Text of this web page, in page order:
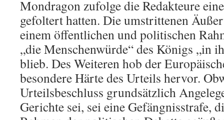
Mondragon zufolge die Redakteure
gefoltert hatten. Die umstrittenen
einem öffentlichen und politischen
„die Menschenwürde“ des Königs „in
blieb. Des Weiteren hob der
besondere Härte des Urteils hervor.
Urteilsbeschluss grundsätzlich
Gerichte sei, sei eine Gefängnisstrafe,